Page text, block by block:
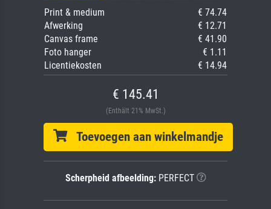
Print & medium
€ 74.74
Afwerking
€ 12.71
Canvas frame
€ 41.90
Foto hanger
€ 1.11
Licentiekosten
€ 14.94
€ 145.41
(Enthält 21% MwSt.)
Toevoegen aan winkelmandje
Scherpheid afbeelding:PERFECT